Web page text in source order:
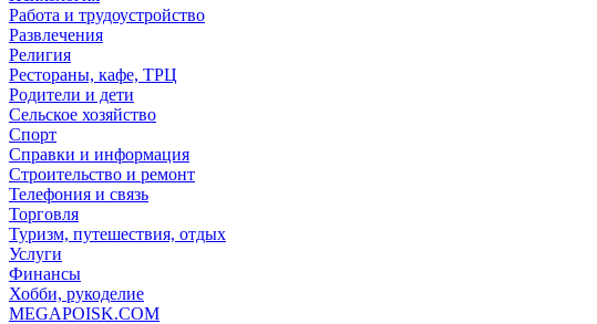
Работа и трудоустройство
Развлечения
Религия
Рестораны, кафе, ТРЦ
Родители и дети
Сельское хозяйство
Спорт
Справки и информация
Строительство и ремонт
Телефония и связь
Торговля
Туризм, путешествия, отдых
Услуги
Финансы
Хобби, рукоделие
MEGAPOISK.COM